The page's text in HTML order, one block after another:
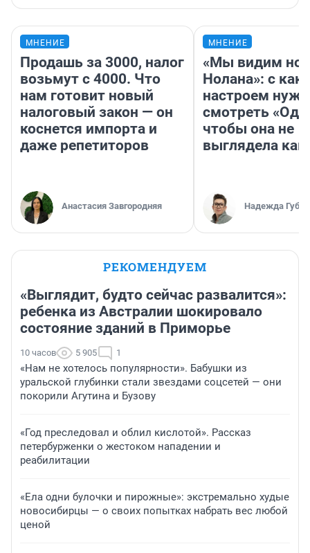
МНЕНИЕ
Продашь за 3000, налог
возьмут с 4000. Что
нам готовит новый
налоговый закон — он
коснется импорта и
даже репетиторов
Анастасия Завгородняя
МНЕНИЕ
«Мы видим
Нолана»: с
настроем
смотреть
чтобы она не
выглядела как
Надежда
РЕКОМЕНДУЕМ
«Выглядит, будто сейчас развалится»:
ребенка из Австралии шокировало
состояние зданий в Приморье
10 часов 5 905 1
«Нам не хотелось популярности». Бабушки из
уральской глубинки стали звездами соцсетей — они
покорили Агутина и Бузову
«Год преследовал и облил кислотой». Рассказ
петербурженки о жестоком нападении и
реабилитации
«Ела одни булочки и пирожные»: экстремально худые
новосибирцы — о своих попытках набрать вес любой
ценой